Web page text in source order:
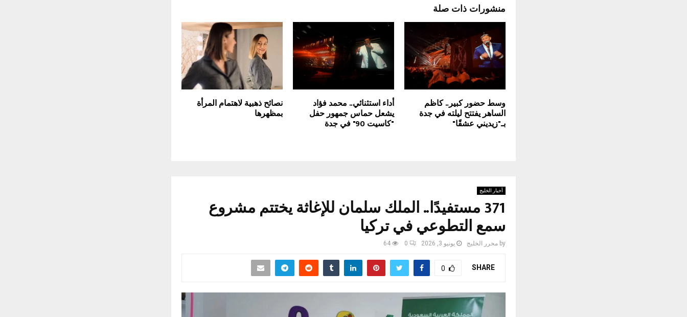
منشورات ذات صلة
وسط حضور كبير.. كاظم
الساهر يفتتح ليلته في جدة
بـ"زيديني عشقًا"
أداء استثنائي.. محمد فؤاد
يشعل حماس جمهور حفل
"كاسيت 90" في جدة
نصائح ذهبية لاهتمام المرأة
بمظهرها
أخبار الخليج
371 مستفيدًا.. الملك سلمان للإغاثة يختتم مشروع
سمع التطوعي في تركيا
by محرر الخليج يونيو 3, 2026 0
64
SHARE
0